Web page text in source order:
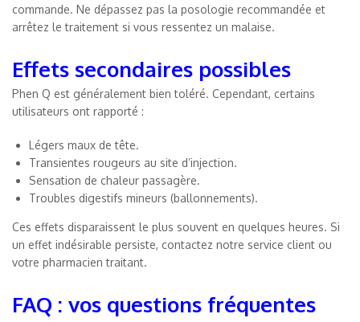
commande. Ne dépassez pas la posologie recommandée et
arrêtez le traitement si vous ressentez un malaise.
Effets secondaires possibles
Phen Q est généralement bien toléré. Cependant, certains
utilisateurs ont rapporté :
Légers maux de tête.
Transientes rougeurs au site d’injection.
Sensation de chaleur passagère.
Troubles digestifs mineurs (ballonnements).
Ces effets disparaissent le plus souvent en quelques heures. Si
un effet indésirable persiste, contactez notre service client ou
votre pharmacien traitant.
FAQ : vos questions fréquentes